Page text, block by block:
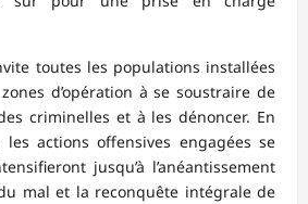
toutes les populations installées
d’opération à se soustraire de
criminelles et à les dénoncer. En
actions offensives engagées se
jusqu’à l’anéantissement
mal et la reconquête intégrale de